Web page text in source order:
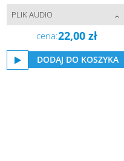
PLIK AUDIO
cena:22,00zł
DODAJ DO KOSZYKA